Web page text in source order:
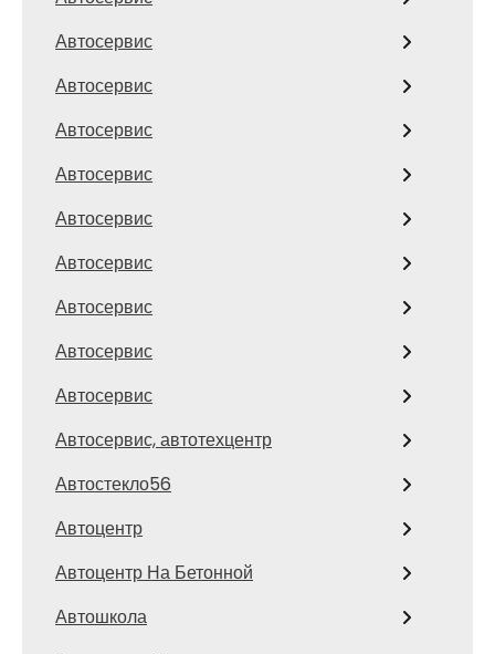
Автосервис
Автосервис
Автосервис
Автосервис
Автосервис
Автосервис
Автосервис
Автосервис
Автосервис
Автосервис, автотехцентр
Автостекло56
Автоцентр
Автоцентр На Бетонной
Автошкола